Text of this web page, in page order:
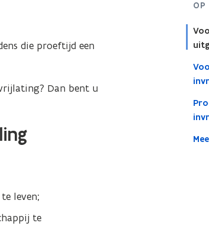
OP
die proeftijd een
Dan bent u
leven;
te